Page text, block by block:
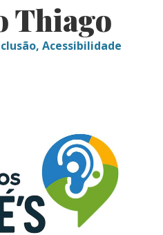
Thiago
Acessibilidade